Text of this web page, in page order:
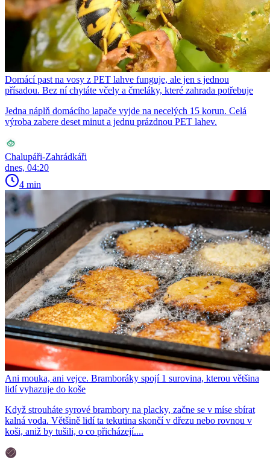
Domácí past na vosy z PET lahve funguje, ale jen s jednou
přísadou. Bez ní chytáte včely a čmeláky, které zahrada potřebuje
Jedna náplň domácího lapače vyjde na necelých 15 korun. Celá
výroba zabere deset minut a jednu prázdnou PET lahev.
Chalupáři-Zahrádkáři
dnes, 04:20
4 min
Ani mouka, ani vejce. Bramboráky spojí 1 surovina, kterou většina
lidí vyhazuje do koše
Když strouháte syrové brambory na placky, začne se v míse sbírat
kalná voda. Většině lidí ta tekutina skončí v dřezu nebo rovnou v
koši, aniž by tušili, o co přicházejí....